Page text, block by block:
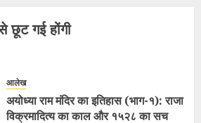
गई होंगी
आलेख
अयोध्या राम मंदिर का इतिहास (भाग-१): राजा
विक्रमादित्य का काल और १५२८ का सच